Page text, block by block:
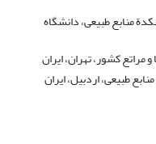
منابع طبیعی، دانشگاه
کشور، تهران، ایران
طبیعی، اردبیل، ایران